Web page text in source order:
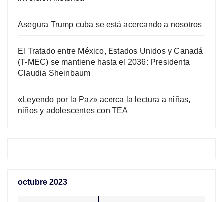
Asegura Trump cuba se está acercando a nosotros
El Tratado entre México, Estados Unidos y Canadá
(T-MEC) se mantiene hasta el 2036: Presidenta
Claudia Sheinbaum
«Leyendo por la Paz» acerca la lectura a niñas,
niños y adolescentes con TEA
octubre 2023